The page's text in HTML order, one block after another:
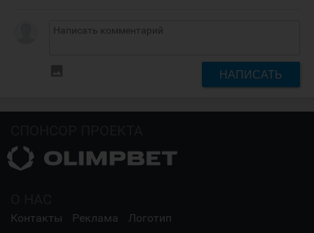
НАПИСАТЬ
Контакты Реклама Логотип